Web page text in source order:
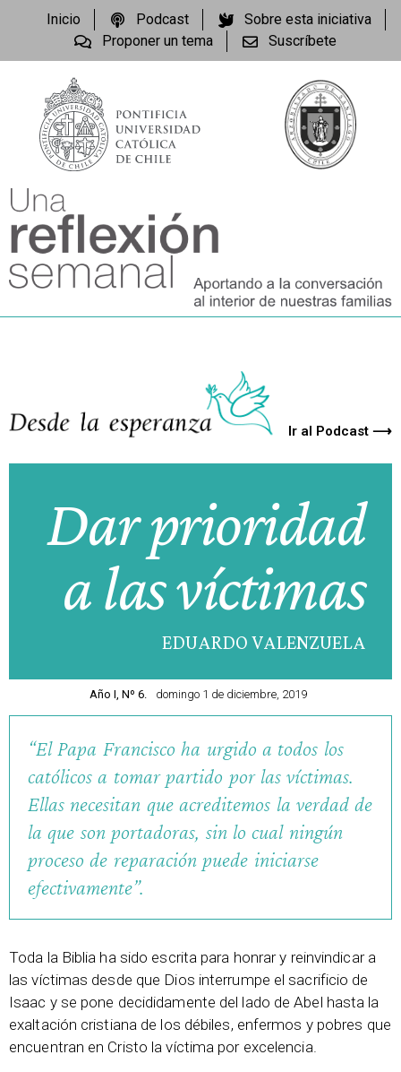
Inicio Podcast
Sobre esta iniciativa
Proponer un tema
Suscríbete
Ir al Podcast ⟶
Dar prioridad
a las víctimas
EDUARDO VALENZUELA
Año I, Nº 6. domingo 1 de diciembre, 2019
“El Papa Francisco ha urgido a todos los
católicos a tomar partido por las víctimas.
Ellas necesitan que acreditemos la verdad de
la que son portadoras, sin lo cual ningún
proceso de reparación puede iniciarse
efectivamente”.
Toda la Biblia ha sido escrita para honrar y reinvindicar a
las víctimas desde que Dios interrumpe el sacrificio de
Isaac y se pone decididamente del lado de Abel hasta la
exaltación cristiana de los débiles, enfermos y pobres que
encuentran en Cristo la víctima por excelencia.